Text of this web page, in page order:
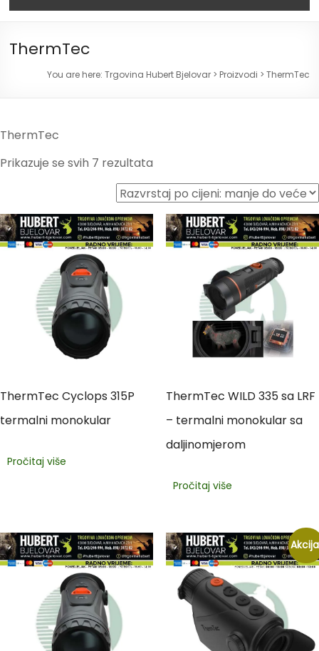
ThermTec
You are here: Trgovina Hubert Bjelovar> Proizvodi > ThermTec
ThermTec
Prikazuje se svih 7 rezultata
ThermTec Cyclops 315P
termalni monokular
Pročitaj više
ThermTec WILD 335 sa LRF
– termalni monokular sa
daljinomjerom
Pročitaj više